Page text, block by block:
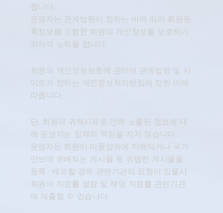
릅니다.
운영자는 관계법령이 정하는 바에 따라 회원등
록정보를 포함한 회원의 개인정보를 보호하기
위하여 노력을 합니다.
회원의 개인정보보호에 관하여 관계법령 및 사
이트가 정하는 개인정보처리방침에 정한 바에
따릅니다.
단, 회원의 귀책사유로 인해 노출된 정보에 대
해 운영자는 일체의 책임을 지지 않습니다.
운영자는 회원이 미풍양속에 저해되거나 국가
안보에 위배되는 게시물 등 위법한 게시물을
등록 · 배포할 경우 관련기관의 요청이 있을시
회원의 자료를 열람 및 해당 자료를 관련기관
에 제출할 수 있습니다.